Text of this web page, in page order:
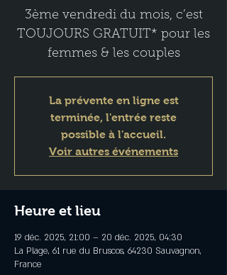
3ème vendredi du mois, c’est
TOUJOURS GRATUIT* pour les
femmes & les couples
La prévente en ligne est
terminée, l'entrée reste
possible à l'accueil.
Voir autres événements
Heure et lieu
19 déc. 2025, 21:00 – 20 déc. 2025, 04:30
La Plage, 61 rue du Bruscos, 64230 Sauvagnon,
France